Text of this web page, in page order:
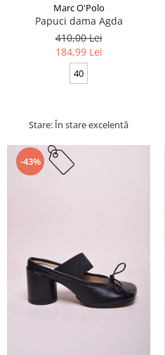
Marc O'Polo
Papuci dama Agda
410,00 Lei
184,99 Lei
40
Stare: În stare excelentă
-43%